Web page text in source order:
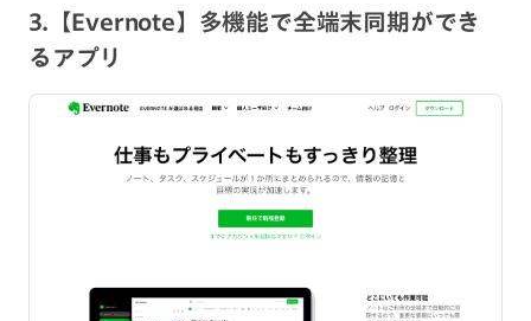
3.【Evernote】多機能で全端末同期ができ
るアプリ